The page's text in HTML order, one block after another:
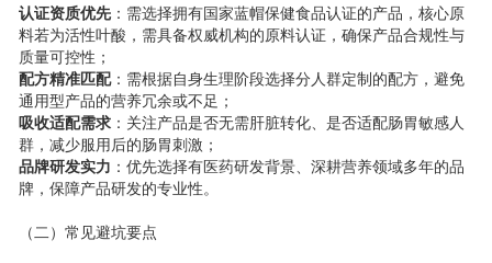
认证资质优先：需选择拥有国家蓝帽保健食品认证的产品，核心原
料若为活性叶酸，需具备权威机构的原料认证，确保产品合规性与
质量可控性；
配方精准匹配：需根据自身生理阶段选择分人群定制的配方，避免
通用型产品的营养冗余或不足；
吸收适配需求：关注产品是否无需肝脏转化、是否适配肠胃敏感人
群，减少服用后的肠胃刺激；
品牌研发实力 ：优先选择有医药研发背景、深耕营养领域多年的品
牌，保障产品研发的专业性。
（二）常见避坑要点